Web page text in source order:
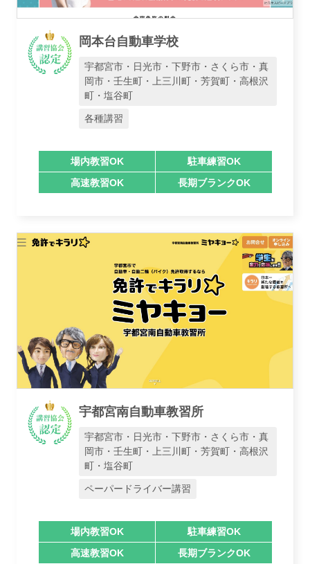
岡本台自動車学校
宇都宮市・日光市・下野市・さくら市・真
岡市・壬生町・上三川町・芳賀町・高根沢
町・塩谷町
各種講習
場内教習OK
駐車練習OK
高速教習OK
長期ブランクOK
宇都宮南自動車教習所
宇都宮市・日光市・下野市・さくら市・真
岡市・壬生町・上三川町・芳賀町・高根沢
町・塩谷町
ペーパードライバー講習
場内教習OK
駐車練習OK
高速教習OK
長期ブランクOK